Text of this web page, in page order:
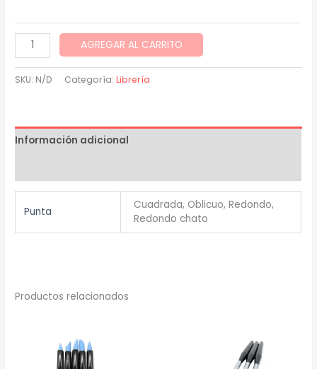
Pinceles
0,
6,
cantidad
AGREGAR AL CARRITO
SKU: N/D Categoría:Librería
Información adicional
Punta
Cuadrada, Oblicuo, Redondo,
Redondo chato
Productos relacionados